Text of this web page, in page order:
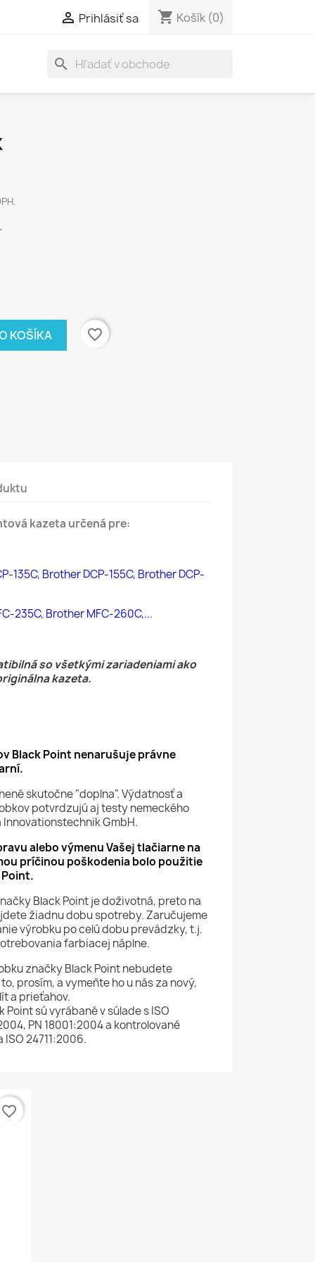
 Prihlásiť sa shopping_cart Košík (0)
search
KOŠÍKA
favorite_border
kazeta určená pre:
135C, Brother DCP-155C, Brother DCP-
235C, Brother MFC-260C,...
so všetkými zariadeniami ako
kazeta.
Black Point nenarušuje právne
skutočne "doplna". Výdatnosť a
potvrdzujú aj testy nemeckého
GmbH.
alebo výmenu Vašej tlačiarne na
príčinou poškodenia bolo použitie
Black Point je doživotná, preto na
žiadnu dobu spotreby. Zaručujeme
výrobku po celú dobu prevádzky, t.j.
farbiacej náplne.
značky Black Point nebudete
prosím, a vymeňte ho u nás za nový,
a prieťahov.
Point sú vyrábané v súlade s ISO
PN 18001:2004 a kontrolované
24711:2006.
favorite_border